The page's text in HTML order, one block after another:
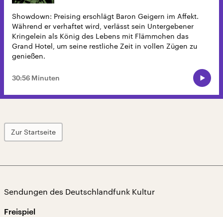
Showdown: Preising erschlägt Baron Geigern im Affekt.
Während er verhaftet wird, verlässt sein Untergebener
Kringelein als König des Lebens mit Flämmchen das
Grand Hotel, um seine restliche Zeit in vollen Zügen zu
genießen.
30:56 Minuten
Zur Startseite
Sendungen des Deutschlandfunk Kultur
Freispiel